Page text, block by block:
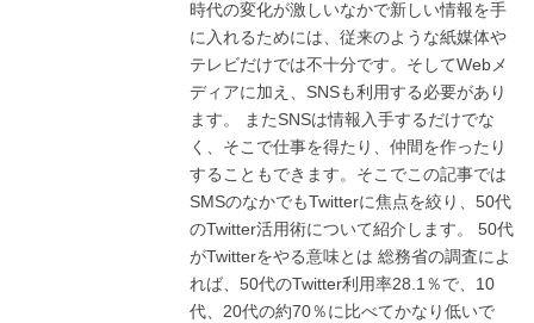
時代の変化が激しいなかで新しい情報を手
に入れるためには、従来のような紙媒体や
テレビだけでは不十分です。そしてWebメ
ディアに加え、SNSも利用する必要があり
ます。 またSNSは情報入手するだけでな
く、そこで仕事を得たり、仲間を作ったり
することもできます。そこでこの記事では
SMSのなかでもTwitterに焦点を絞り、50代
のTwitter活用術について紹介します。 50代
がTwitterをやる意味とは 総務省の調査によ
れば、50代のTwitter利用率28.1％で、10
代、20代の約70％に比べてかなり低いで